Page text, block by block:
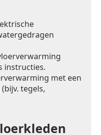
instructies.
met een
tegels,